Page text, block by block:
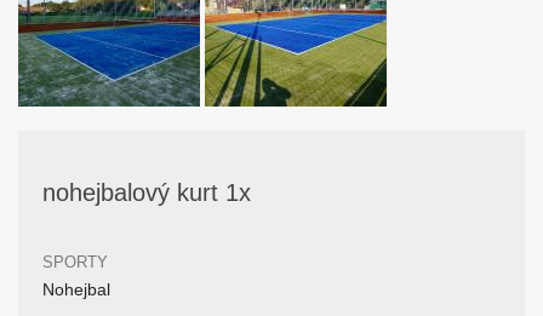
nohejbalový kurt 1x
SPORTY
Nohejbal